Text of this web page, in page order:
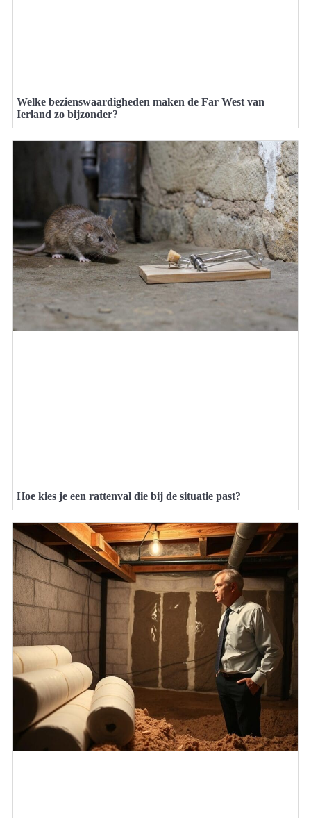
Welke bezienswaardigheden maken de Far West van
Ierland zo bijzonder?
Hoe kies je een rattenval die bij de situatie past?